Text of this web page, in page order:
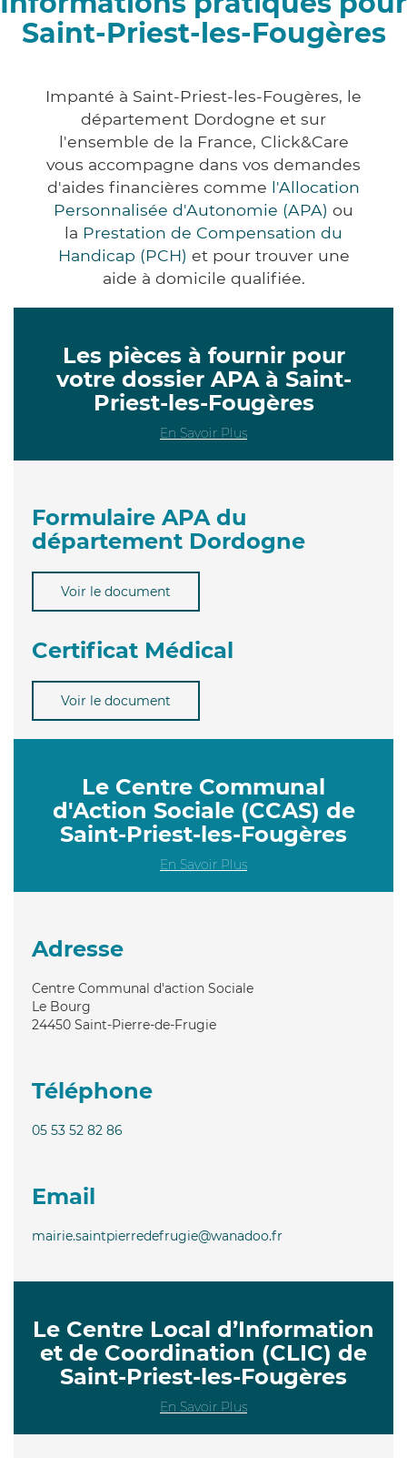
Saint-Priest-les-Fougères
Impanté à Saint-Priest-les-Fougères, le
département Dordogne et sur
l'ensemble de la France, Click&Care
vous accompagne dans vos demandes
d'aides financières comme l'Allocation
Personnalisée d'Autonomie (APA) ou
la Prestation de Compensation du
Handicap (PCH) et pour trouver une
aide à domicile qualifiée.
Les pièces à fournir pour
votre dossier APA à Saint-
Priest-les-Fougères
En Savoir Plus
Formulaire APA du
département Dordogne
Voir le document
Certificat Médical
Voir le document
Le Centre Communal
d'Action Sociale (CCAS) de
Saint-Priest-les-Fougères
En Savoir Plus
Adresse
Centre Communal d'action Sociale
Le Bourg
24450 Saint-Pierre-de-Frugie
Téléphone
05 53 52 82 86
Email
mairie.saintpierredefrugie@wanadoo.fr
Le Centre Local d’Information
et de Coordination (CLIC) de
Saint-Priest-les-Fougères
En Savoir Plus